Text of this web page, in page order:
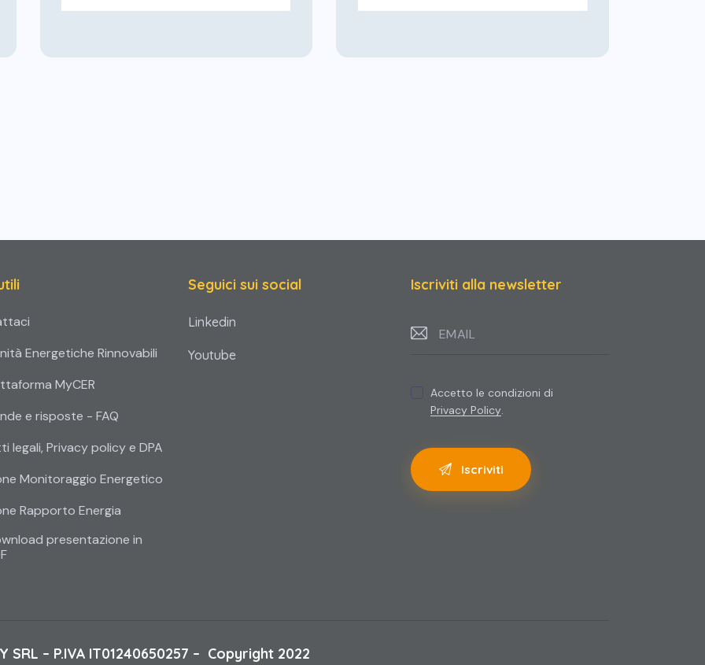
Comunità Energetiche Rinnovabili
Energetiche Rinnovabili
MyCER
e risposte - FAQ
legali, Privacy policy e DPA
Monitoraggio Energetico
Rapporto Energia
presentazione in
Seguici sui social
Linkedin
Youtube
Iscriviti alla newsletter
Accetto le condizioni di
Privacy Policy.
SRL – P.IVA IT01240650257 – Copyright 2022